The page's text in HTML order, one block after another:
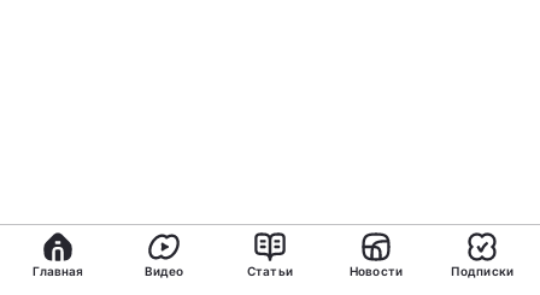
Главная Видео Статьи Новости Подписки